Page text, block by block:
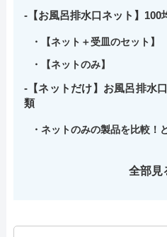
【お風呂排水口ネット】100
【ネット＋受皿のセット】
【ネットのみ】
【ネットだけ】お風呂排水
類
ネットのみの製品を比較！
全部見